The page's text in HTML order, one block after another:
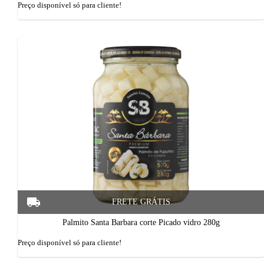
Preço disponí­vel só para cliente!
Palmito Santa Barbara corte Picado vidro 280g
Preço disponí­vel só para cliente!